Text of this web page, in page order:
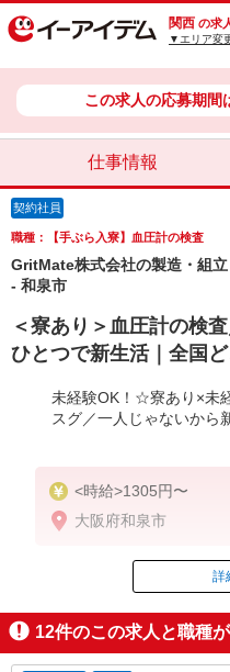
関西 の求
▼エリア変
この求人の応募期間
仕事情報
契約社員
職種：【手ぶら入寮】血圧計の検査
GritMate株式会社の製造・組立
- 和泉市
＜寮あり＞血圧計の検
ひとつで新生活｜全国
未経験OK！☆寮あり×未
スグ／一人じゃないから
<時給>1305円〜
大阪府和泉市
掲
詳
12件のこの求人と職種